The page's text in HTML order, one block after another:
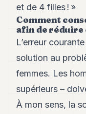
Andy
5
Andy
3
TECH
ART
DE
et de 4 filles ! »
Comment
afin de réduire
L’erreur
solution au
femmes. Les
supérieurs –
À mon sens, la